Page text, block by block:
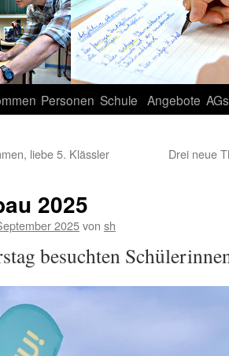
Personen Schule Angebote AGs
liebe 5. Klässler Drei neue
2025
2025von sh
besuchten